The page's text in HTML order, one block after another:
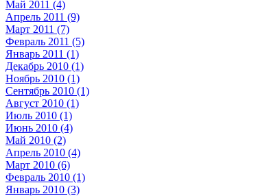
Май 2011 (4)
Апрель 2011 (9)
Март 2011 (7)
Февраль 2011 (5)
Январь 2011 (1)
Декабрь 2010 (1)
Ноябрь 2010 (1)
Сентябрь 2010 (1)
Август 2010 (1)
Июль 2010 (1)
Июнь 2010 (4)
Май 2010 (2)
Апрель 2010 (4)
Март 2010 (6)
Февраль 2010 (1)
Январь 2010 (3)